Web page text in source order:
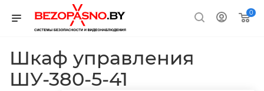
0
Шкаф управления
ШУ-380-5-41